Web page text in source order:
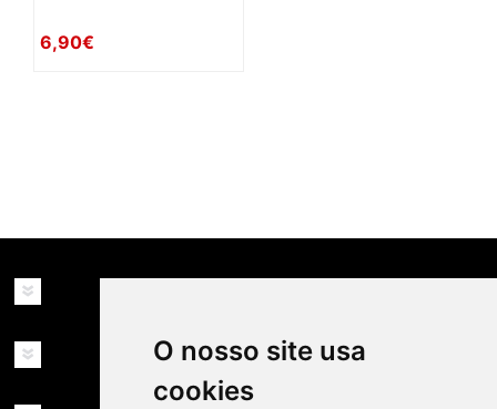
O nosso site usa
cookies
6,90€
MINHA CONTA